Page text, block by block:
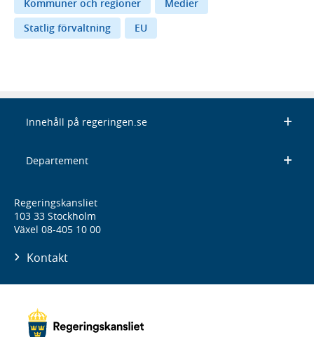
Kommuner och regioner
Medier
Statlig förvaltning
EU
Innehåll på regeringen.se
Departement
Regeringskansliet
103 33 Stockholm
Växel 08-405 10 00
Kontakt